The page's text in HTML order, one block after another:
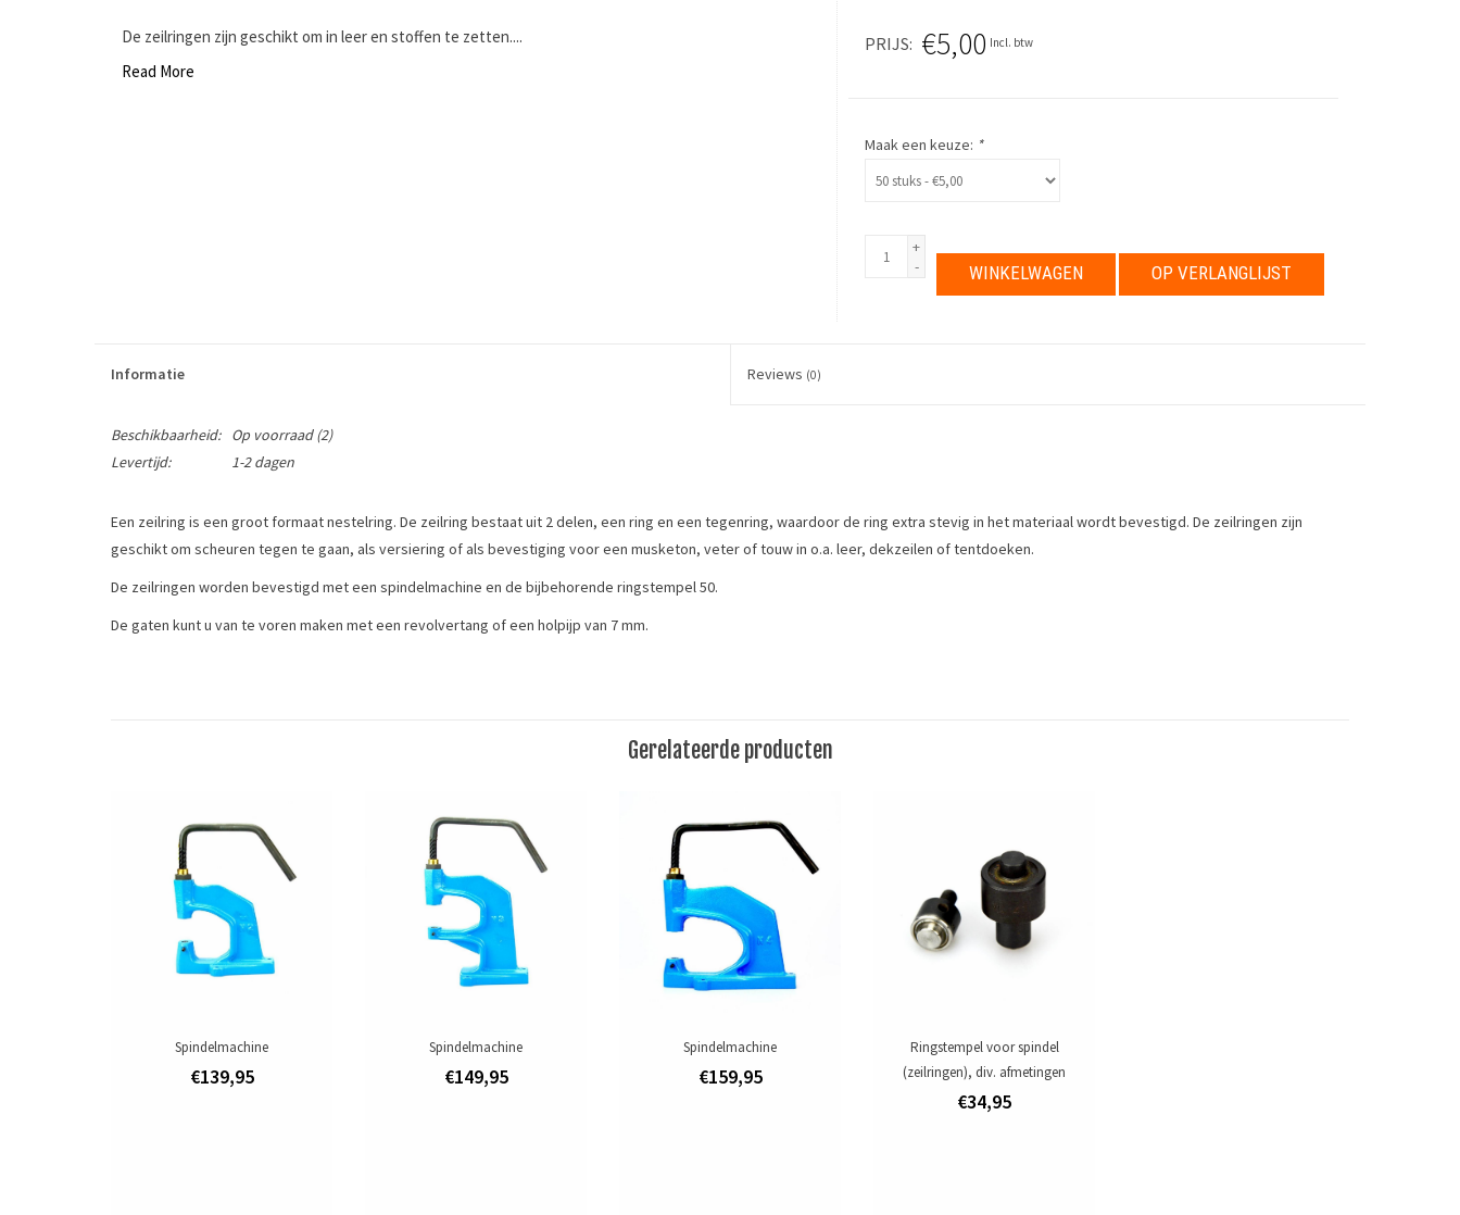
PRIJS €5,00 Incl. btw
Maak een keuze: *
+
-
WINKELWAGEN OP VERLANGLIJST
De zeilringen zijn geschikt om in leer en stoffen te zetten....
Read More
Informatie Reviews (0)
Beschikbaarheid: Op voorraad(2)
Levertijd:
1-2 dagen
Een zeilring is een groot formaat nestelring. De zeilring bestaat uit 2 delen, een ring en een tegenring, waardoor de ring extra stevig in het materiaal wordt bevestigd. De zeilringen zijn
geschikt om scheuren tegen te gaan, als versiering of als bevestiging voor een musketon, veter of touw in o.a. leer, dekzeilen of tentdoeken.
De zeilringen worden bevestigd met een spindelmachine en de bijbehorende ringstempel 50.
De gaten kunt u van te voren maken met een revolvertang of een holpijp van 7 mm.
Gerelateerde producten
Spindelmachine
€139,95
Spindelmachine
€149,95
Spindelmachine
€159,95
Ringstempel voor spindel
(zeilringen), div. afmetingen
€34,95